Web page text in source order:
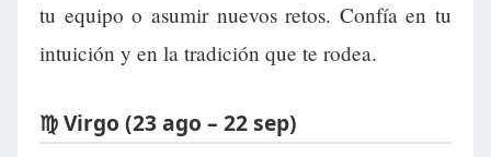
tu equipo o asumir nuevos retos. Confía en tu
intuición y en la tradición que te rodea.
♍ Virgo (23 ago – 22 sep)